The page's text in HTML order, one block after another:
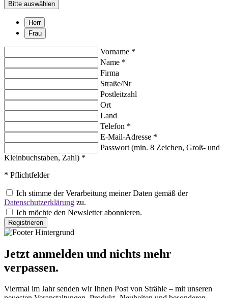
Bitte auswählen
Herr
Frau
Vorname *
Name *
Firma
Straße/Nr
Postleitzahl
Ort
Land
Telefon *
E-Mail-Adresse *
Passwort (min. 8 Zeichen, Groß- und
Kleinbuchstaben, Zahl) *
* Pflichtfelder
Ich stimme der Verarbeitung meiner Daten gemäß der
Datenschutzerklärung zu.
Ich möchte den Newsletter abonnieren.
Registrieren
Jetzt anmelden und nichts mehr
verpassen.
Viermal im Jahr senden wir Ihnen Post von Strähle – mit unseren